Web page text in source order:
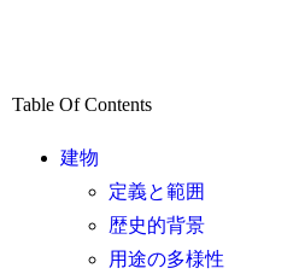
Table Of Contents
建物
定義と範囲
歴史的背景
用途の多様性